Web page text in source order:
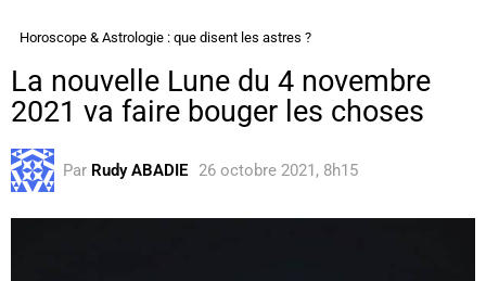
Horoscope & Astrologie : que disent les astres ?
La nouvelle Lune du 4 novembre
2021 va faire bouger les choses
Par Rudy ABADIE 26 octobre 2021, 8h15